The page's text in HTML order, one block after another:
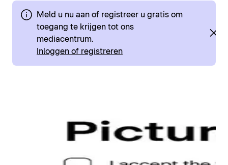
Meld u nu aan of registreer u gratis om
toegang te krijgen tot ons
mediacentrum.
Inloggen of registreren